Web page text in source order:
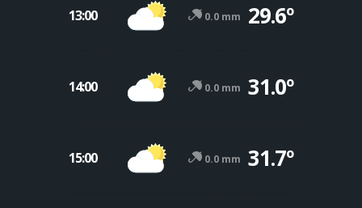
13:00 0.0 mm 29.6º
14:00 0.0 mm 31.0º
15:00 0.0 mm 31.7º